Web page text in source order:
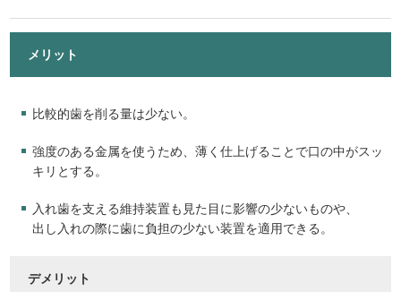
メリット
比較的歯を削る量は少ない。
強度のある金属を使うため、薄く仕上げることで口の中がスッ
キリとする。
入れ歯を支える維持装置も見た目に影響の少ないものや、
出し入れの際に歯に負担の少ない装置を適用できる。
デメリット